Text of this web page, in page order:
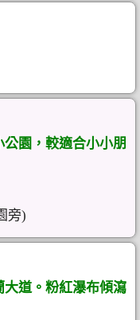
公園，較適合小小朋
旁)
大道。粉紅瀑布傾瀉